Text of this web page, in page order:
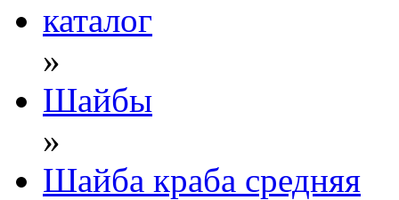
каталог
»
Шайбы
»
Шайба краба средняя